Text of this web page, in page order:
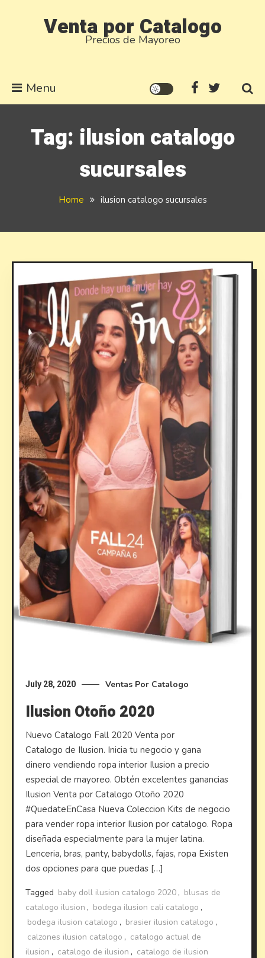
Venta por Catalogo
Precios de Mayoreo
Menu
Tag: ilusion catalogo
sucursales
Home ilusion catalogo sucursales
July 28, 2020 Ventas Por Catalogo
Ilusion Otoño 2020
Nuevo Catalogo Fall 2020 Venta por
Catalogo de Ilusion. Inicia tu negocio y gana
dinero vendiendo ropa interior Ilusion a precio
especial de mayoreo. Obtén excelentes ganancias
Ilusion Venta por Catalogo Otoño 2020
#QuedateEnCasa Nueva Coleccion Kits de negocio
para vender ropa interior Ilusion por catalogo. Ropa
diseñada especialmente para la mujer latina.
Lenceria, bras, panty, babydolls, fajas, ropa Existen
dos opciones para que puedas […]
Tagged baby doll ilusion catalogo 2020 , blusas de
catalogo ilusion , bodega ilusion cali catalogo ,
bodega ilusion catalogo , brasier ilusion catalogo ,
calzones ilusion catalogo , catalogo actual de
ilusion , catalogo de ilusion , catalogo de ilusion